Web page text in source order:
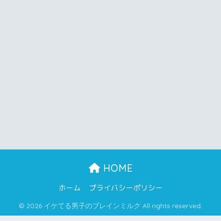
HOME
ホーム プライバシーポリシー
© 2026 イケてる男子のブレインミルク All rights reserved.